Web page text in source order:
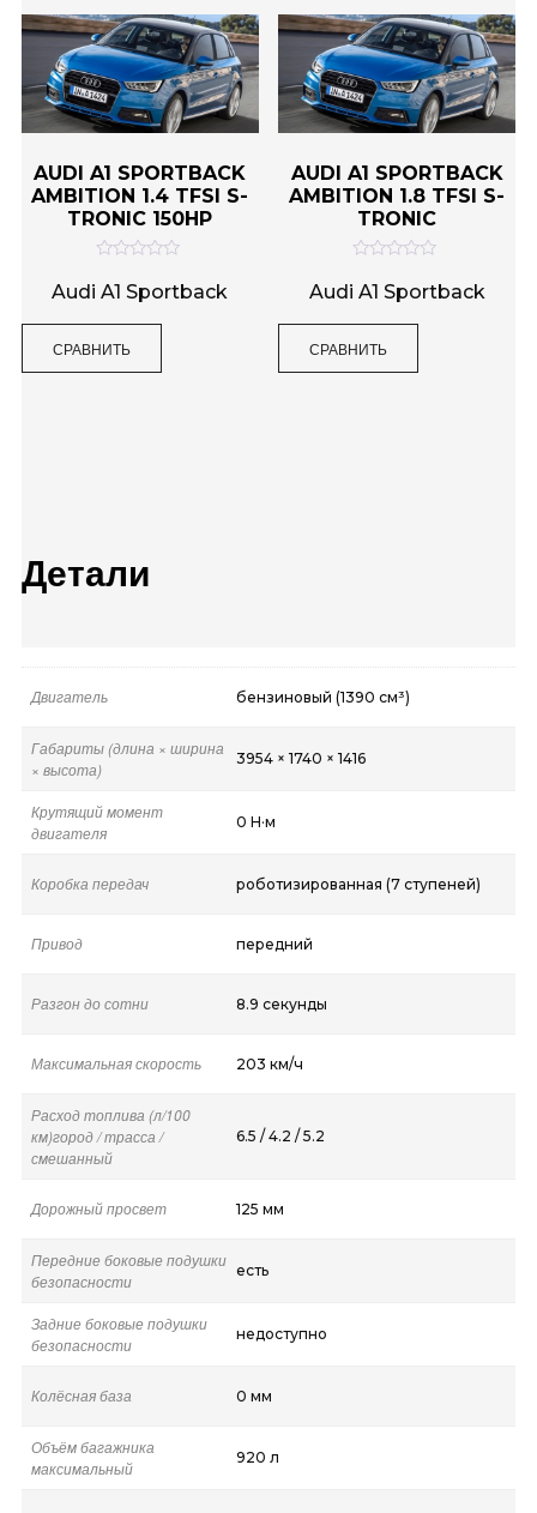
Детали
Двигатель бензиновый (1390 см³)
Габариты (длина × ширина
× высота)
3954 × 1740 × 1416
Крутящий момент
двигателя
0 Н·м
Коробка передач роботизированная (7 ступеней)
Привод передний
Разгон до сотни 8.9 секунды
Максимальная скорость 203 км/ч
Расход топлива (л/100
км)город / трасса /
смешанный
6.5 / 4.2 / 5.2
Дорожный просвет 125 мм
Передние боковые подушки
безопасности
есть
Задние боковые подушки
безопасности
недоступно
Колёсная база 0 мм
Объём багажника
максимальный
920 л
AUDI A1 SPORTBACK
AMBITION 1.4 TFSI S-
TRONIC 150HP
ц
е
а
Audi A1 Sportback
СРАВНИТЬ
AUDI A1 SPORTBACK
AMBITION 1.8 TFSI S-
TRONIC
ц
е
а
Audi A1 Sportback
СРАВНИТЬ